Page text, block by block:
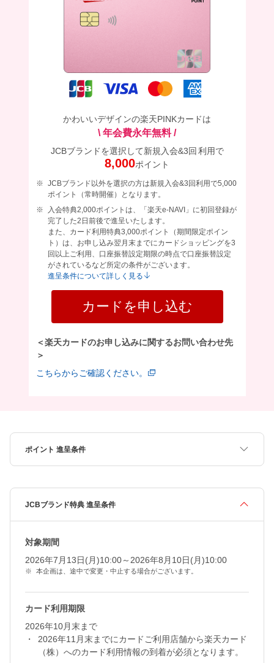
かわいいデザインの楽天PINKカードは
\ 年会費永年無料 /
JCBブランドを選択して新規入会&3回利用で
8,000ポイント
JCBブランド以外を選択の方は新規入会&3回利用で5,000
ポイント（常時開催）となります。
入会特典2,000ポイントは、「楽天e-NAVI」に初回登録が
完了した2日前後で進呈いたします。
また、カード利用特典3,000ポイント（期間限定ポイン
ト）は、お申し込み翌月末までにカードショッピングを3
回以上ご利用、口座振替設定期限の時点で口座振替設定
がされているなど所定の条件がございます。
進呈条件について詳しく見る
カードを申し込む
＜楽天カードのお申し込みに関するお問い合わせ先
＞
こちらからご確認ください。
ポイント 進呈条件
JCBブランド特典 進呈条件
対象期間
2026年7月13日(月)10:00～2026年8月10日(月)10:00
本企画は、途中で変更・中止する場合がございます。
カード利用期限
2026年10月末まで
2026年11月末までにカードご利用店舗から楽天カード
（株）へのカード利用情報の到着が必須となります。